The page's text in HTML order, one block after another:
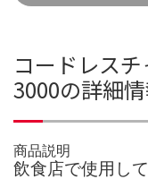
コードレス
3000の詳細
商品説明
飲食店で使用し